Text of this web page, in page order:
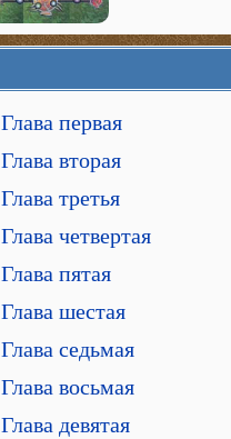
Глава первая
Глава вторая
Глава третья
Глава четвертая
Глава пятая
Глава шестая
Глава седьмая
Глава восьмая
Глава девятая